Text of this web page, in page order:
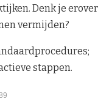
Denk je erover
vermijden?
stappen.